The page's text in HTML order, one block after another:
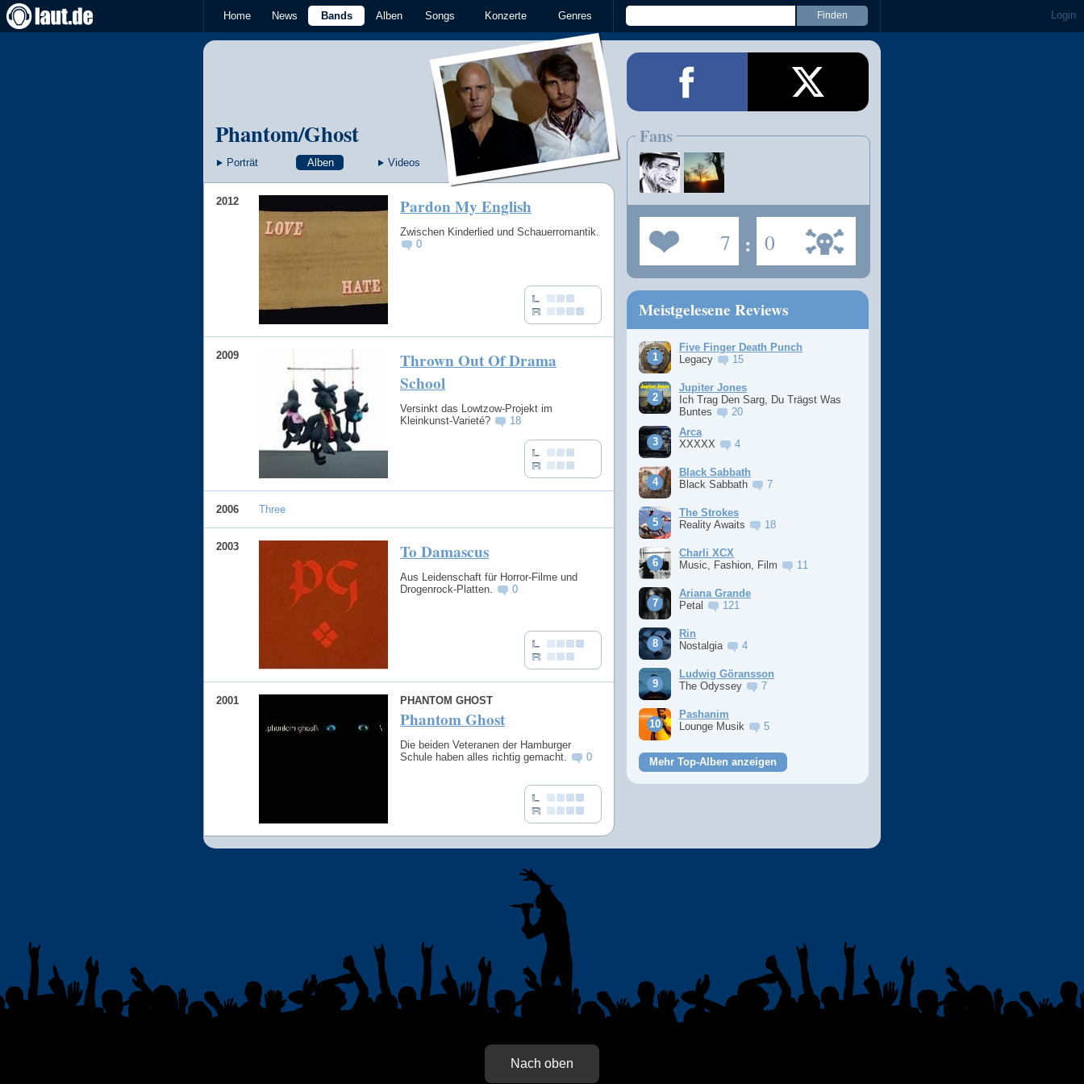
Home News Bands Alben Songs Konzerte Genres Login
Phantom/Ghost
Porträt Alben Videos
2012 Pardon My English
Zwischen Kinderlied und Schauerromantik.
0
2009
Thrown Out Of Drama
School
Versinkt das Lowtzow-Projekt im
Kleinkunst-Varieté?
18
2006 Three
2003 To Damascus
Aus Leidenschaft für Horror-Filme und
Drogenrock-Platten.
0
2001 PHANTOM GHOST
Phantom Ghost
Die beiden Veteranen der Hamburger
Schule haben alles richtig gemacht.
0
Fans
7 : 0
Meistgelesene Reviews
Five Finger Death Punch
Legacy
15
Jupiter Jones
Ich Trag Den Sarg, Du Trägst Was
Buntes
20
Arca
XXXXX
4
Black Sabbath
Black Sabbath
7
The Strokes
Reality Awaits
18
Charli XCX
Music, Fashion, Film
11
Ariana Grande
Petal
121
Rin
Nostalgia
4
Ludwig Göransson
The Odyssey
7
Pashanim
Lounge Musik
5
Mehr Top-Alben anzeigen
Nach oben